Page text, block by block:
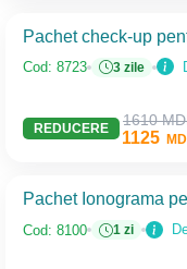
Pachet check-up
Cod: 8723 3 zile
REDUCERE 1610
1125
Pachet Ionograma
Cod: 8100 1 zi